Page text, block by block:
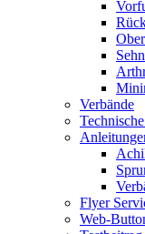
Verbände
Flyer
Web-